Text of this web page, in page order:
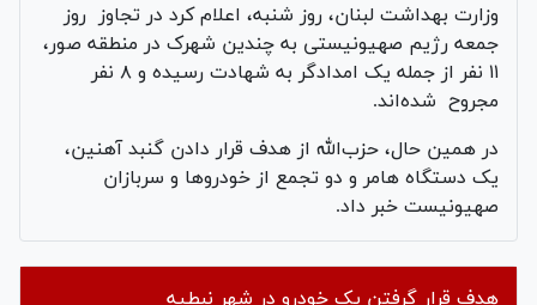
وزارت بهداشت لبنان، روز شنبه، اعلام کرد در تجاوز روز
جمعه رژیم صهیونیستی به چندین شهرک در منطقه صور،
۱۱ نفر از جمله یک امدادگر به شهادت رسیده و ۸ نفر
مجروح شده‌اند.
در همین حال، حزب‌الله از هدف قرار دادن گنبد آهنین،
یک دستگاه هامر و دو تجمع از خودروها و سربازان
صهیونیست خبر داد.
هدف قرار گرفتن یک خودرو در شهر نبطیه